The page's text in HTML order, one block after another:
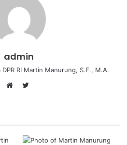
admin
RI Martin Manurung, S.E., M.A.
s
t
e